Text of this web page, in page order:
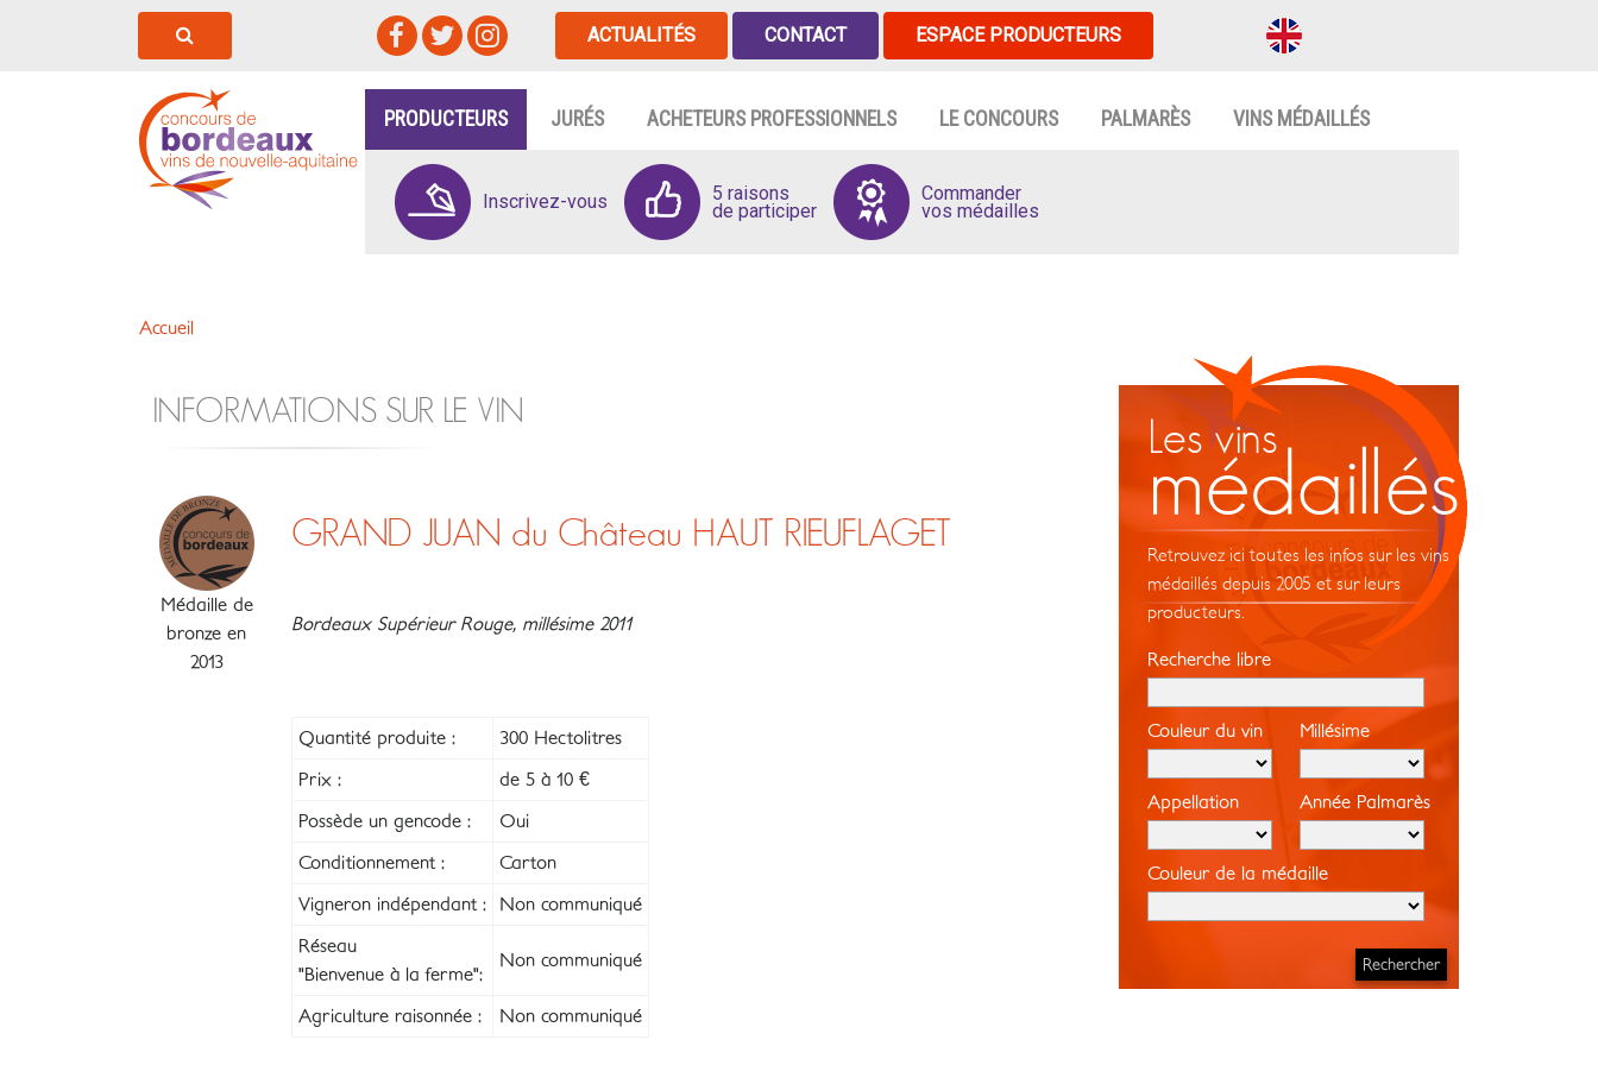
ACTUALITÉS CONTACT ESPACE PRODUCTEURS
PRODUCTEURS JURÉS ACHETEURS PROFESSIONNELS LE CONCOURS PALMARÈS VINS MÉDAILLÉS
Inscrivez-vous 5 raisons
de participer
Commander
vos médailles
Accueil
INFORMATIONS SUR LE VIN
Médaille de
bronze en
2013
GRAND JUAN du Château HAUT RIEUFLAGET
Bordeaux Supérieur Rouge, millésime 2011
Quantité produite : 300 Hectolitres
Prix : de 5 à 10 €
Possède un gencode : Oui
Conditionnement : Carton
Vigneron indépendant : Non communiqué
Réseau
"Bienvenue à la ferme":
Non communiqué
Agriculture raisonnée : Non communiqué
Les vins
médaillés
Retrouvez ici toutes les infos sur les vins
médaillés depuis 2005 et sur leurs
producteurs.
Recherche libre
Couleur du vin Millésime
Appellation Année Palmarès
Couleur de la médaille